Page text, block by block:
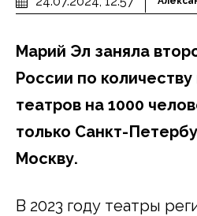
Марий Эл заняла
России по
театров на 1000
только Санкт-
Москву.
В 2023 году театры